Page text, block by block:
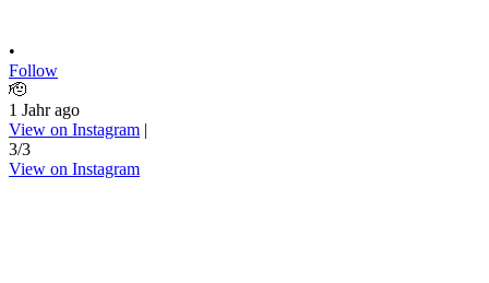
•
Follow
🫡
1 Jahr ago
View on Instagram |
3/3
View on Instagram